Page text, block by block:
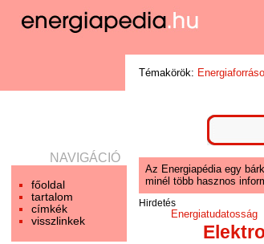
NAVIGÁCIÓ
főoldal
tartalom
címkék
visszlinkek
Témakörök:
Az Energiapédia egy
minél több hasznos
Hirdetés
Energiatudatosság